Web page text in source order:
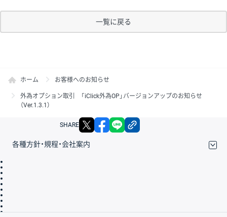
一覧に戻る
ホーム お客様へのお知らせ
外為オプション取引 「iClick外為OP」バージョンアップのお知らせ
（Ver.1.3.1）
SHARE X facebook
各種方針・規程・会社案内
会社案内